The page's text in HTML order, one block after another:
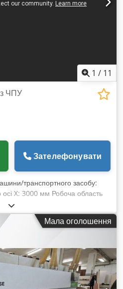
1 / 11
ЧПУ
Зателефонувати
транспортного засобу:
осі X: 3000 мм Робоча область
Aameha Кількість
Мала оголошення